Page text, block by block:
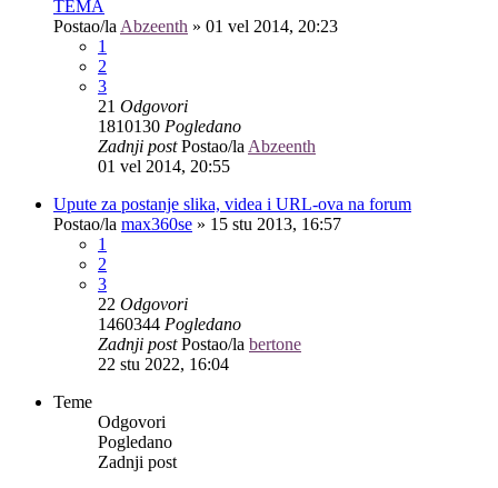
TEMA
Postao/la Abzeenth » 01 vel 2014, 20:23
1
2
3
21 Odgovori
1810130 Pogledano
Zadnji postPostao/la Abzeenth
01 vel 2014, 20:55
Upute za postanje slika, videa i URL-ova na forum
Postao/la max360se » 15 stu 2013, 16:57
1
2
3
22 Odgovori
1460344 Pogledano
Zadnji postPostao/la bertone
22 stu 2022, 16:04
Teme
Odgovori
Pogledano
Zadnji post